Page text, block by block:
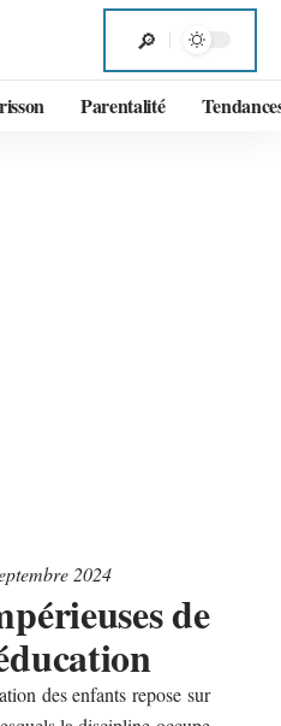
Parentalité
2024
de
des enfants repose sur